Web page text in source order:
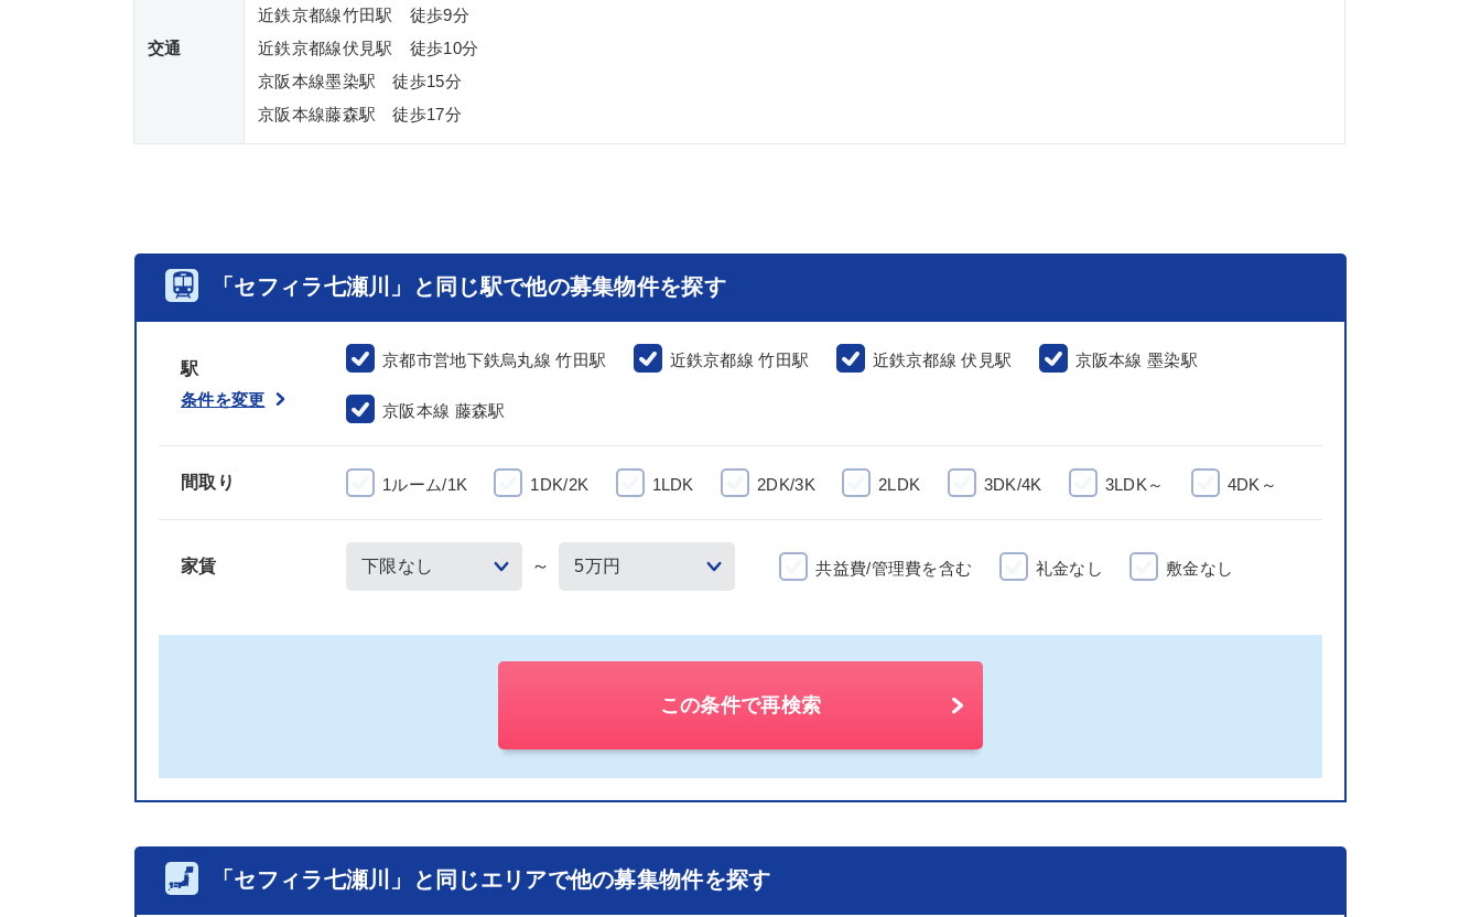
交通
近鉄京都線竹田駅 徒歩9分
近鉄京都線伏見駅 徒歩10分
京阪本線墨染駅 徒歩15分
京阪本線藤森駅 徒歩17分
「セフィラ七瀬川」と同じ駅で他の募集物件を探す
駅
条件を変更
京都市営地下鉄烏丸線 竹田駅 近鉄京都線 竹田駅 近鉄京都線 伏見駅 京阪本線 墨染駅
京阪本線 藤森駅
間取り 1ルーム/1K 1DK/2K 1LDK 2DK/3K 2LDK 3DK/4K 3LDK～ 4DK～
家賃 ～ 共益費/管理費を含む 礼金なし 敷金なし
この条件で再検索
「セフィラ七瀬川」と同じエリアで他の募集物件を探す